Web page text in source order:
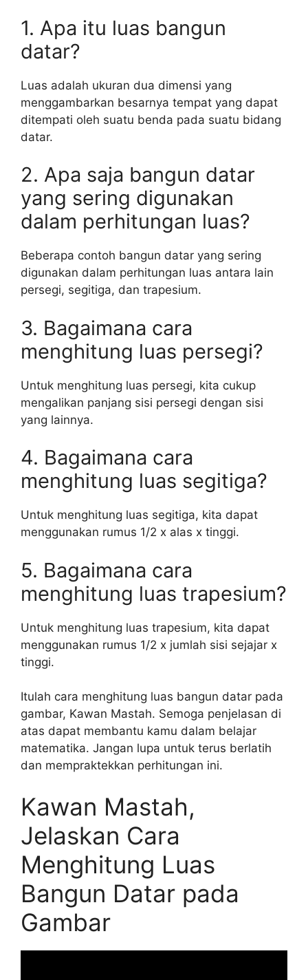
1. Apa itu luas bangun
datar?
Luas adalah ukuran dua dimensi yang
menggambarkan besarnya tempat yang dapat
ditempati oleh suatu benda pada suatu bidang
datar.
2. Apa saja bangun datar
yang sering digunakan
dalam perhitungan luas?
Beberapa contoh bangun datar yang sering
digunakan dalam perhitungan luas antara lain
persegi, segitiga, dan trapesium.
3. Bagaimana cara
menghitung luas persegi?
Untuk menghitung luas persegi, kita cukup
mengalikan panjang sisi persegi dengan sisi
yang lainnya.
4. Bagaimana cara
menghitung luas segitiga?
Untuk menghitung luas segitiga, kita dapat
menggunakan rumus 1/2 x alas x tinggi.
5. Bagaimana cara
menghitung luas trapesium?
Untuk menghitung luas trapesium, kita dapat
menggunakan rumus 1/2 x jumlah sisi sejajar x
tinggi.
Itulah cara menghitung luas bangun datar pada
gambar, Kawan Mastah. Semoga penjelasan di
atas dapat membantu kamu dalam belajar
matematika. Jangan lupa untuk terus berlatih
dan mempraktekkan perhitungan ini.
Kawan Mastah,
Jelaskan Cara
Menghitung Luas
Bangun Datar pada
Gambar